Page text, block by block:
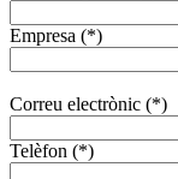
Empresa (*)
Correu electrònic (*)
Telèfon (*)